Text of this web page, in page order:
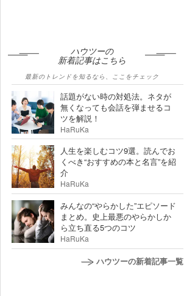
ハウツーの
新着記事はこちら
最新のトレンドを知るなら、ここをチェック
話題がない時の対処法。ネタが
無くなっても会話を弾ませるコ
ツを解説！
HaRuKa
人生を楽しむコツ9選。読んでお
くべき“おすすめの本と名言”を紹
介
HaRuKa
みんなの“やらかした”エピソード
まとめ。史上最悪のやらかしか
ら立ち直る5つのコツ
HaRuKa
ハウツーの新着記事一覧